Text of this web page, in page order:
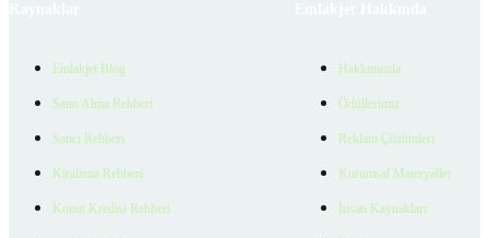
Emlakjet Blog
Satın Alma Rehberi
Satıcı Rehberi
Kiralama Rehberi
Konut Kredisi Rehberi
Hakkımızda
Ödüllerimiz
Reklam Çözümleri
Kurumsal Materyaller
İnsan Kaynakları